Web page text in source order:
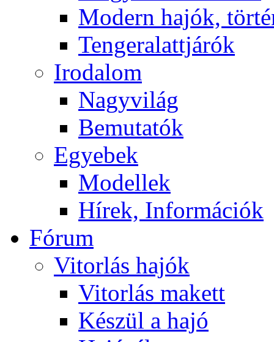
Modern hajók,
Tengeralattjárók
Irodalom
Nagyvilág
Bemutatók
Egyebek
Modellek
Hírek, Információk
Fórum
Vitorlás hajók
Vitorlás makett
Készül a hajó